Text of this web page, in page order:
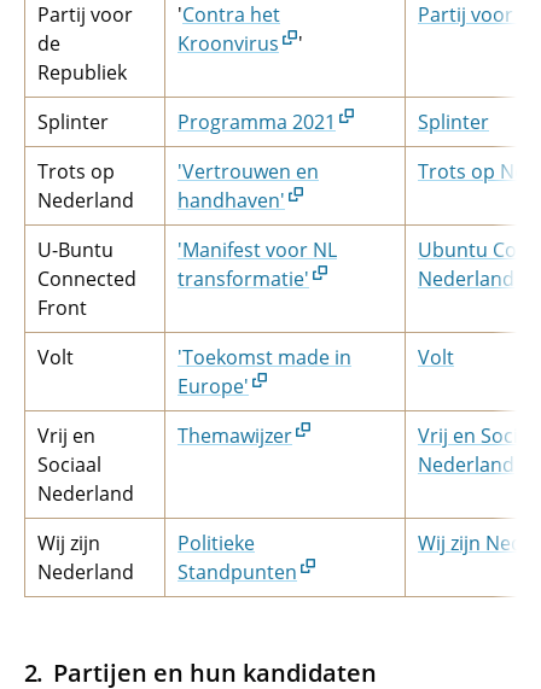
Partij voor
de
Republiek
'Contra het
Kroonvirus
'
Partij voor
Splinter Programma 2021
Splinter
Trots op
Nederland
'Vertrouwen en
handhaven'
Trots op
U-Buntu
Connected
Front
'Manifest voor NL
transformatie'
Ubuntu
Nederland
Volt
'Toekomst made in
Europe'
Volt
Vrij en
Sociaal
Nederland
Themawijzer
Vrij en
Nederland
Wij zijn
Nederland
Politieke
Standpunten
Wij zijn
Partijen en hun kandidaten